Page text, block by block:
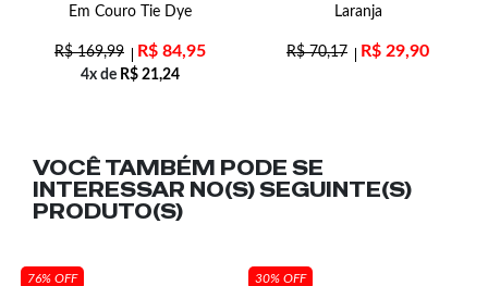
Em Couro Tie Dye
R$169,99 R$ 84,95
4x de R$ 21,24
Laranja
R$70,17 R$ 29,90
VOCÊ TAMBÉM PODE SE
INTERESSAR NO(S) SEGUINTE(S)
PRODUTO(S)
76% OFF 30% OFF